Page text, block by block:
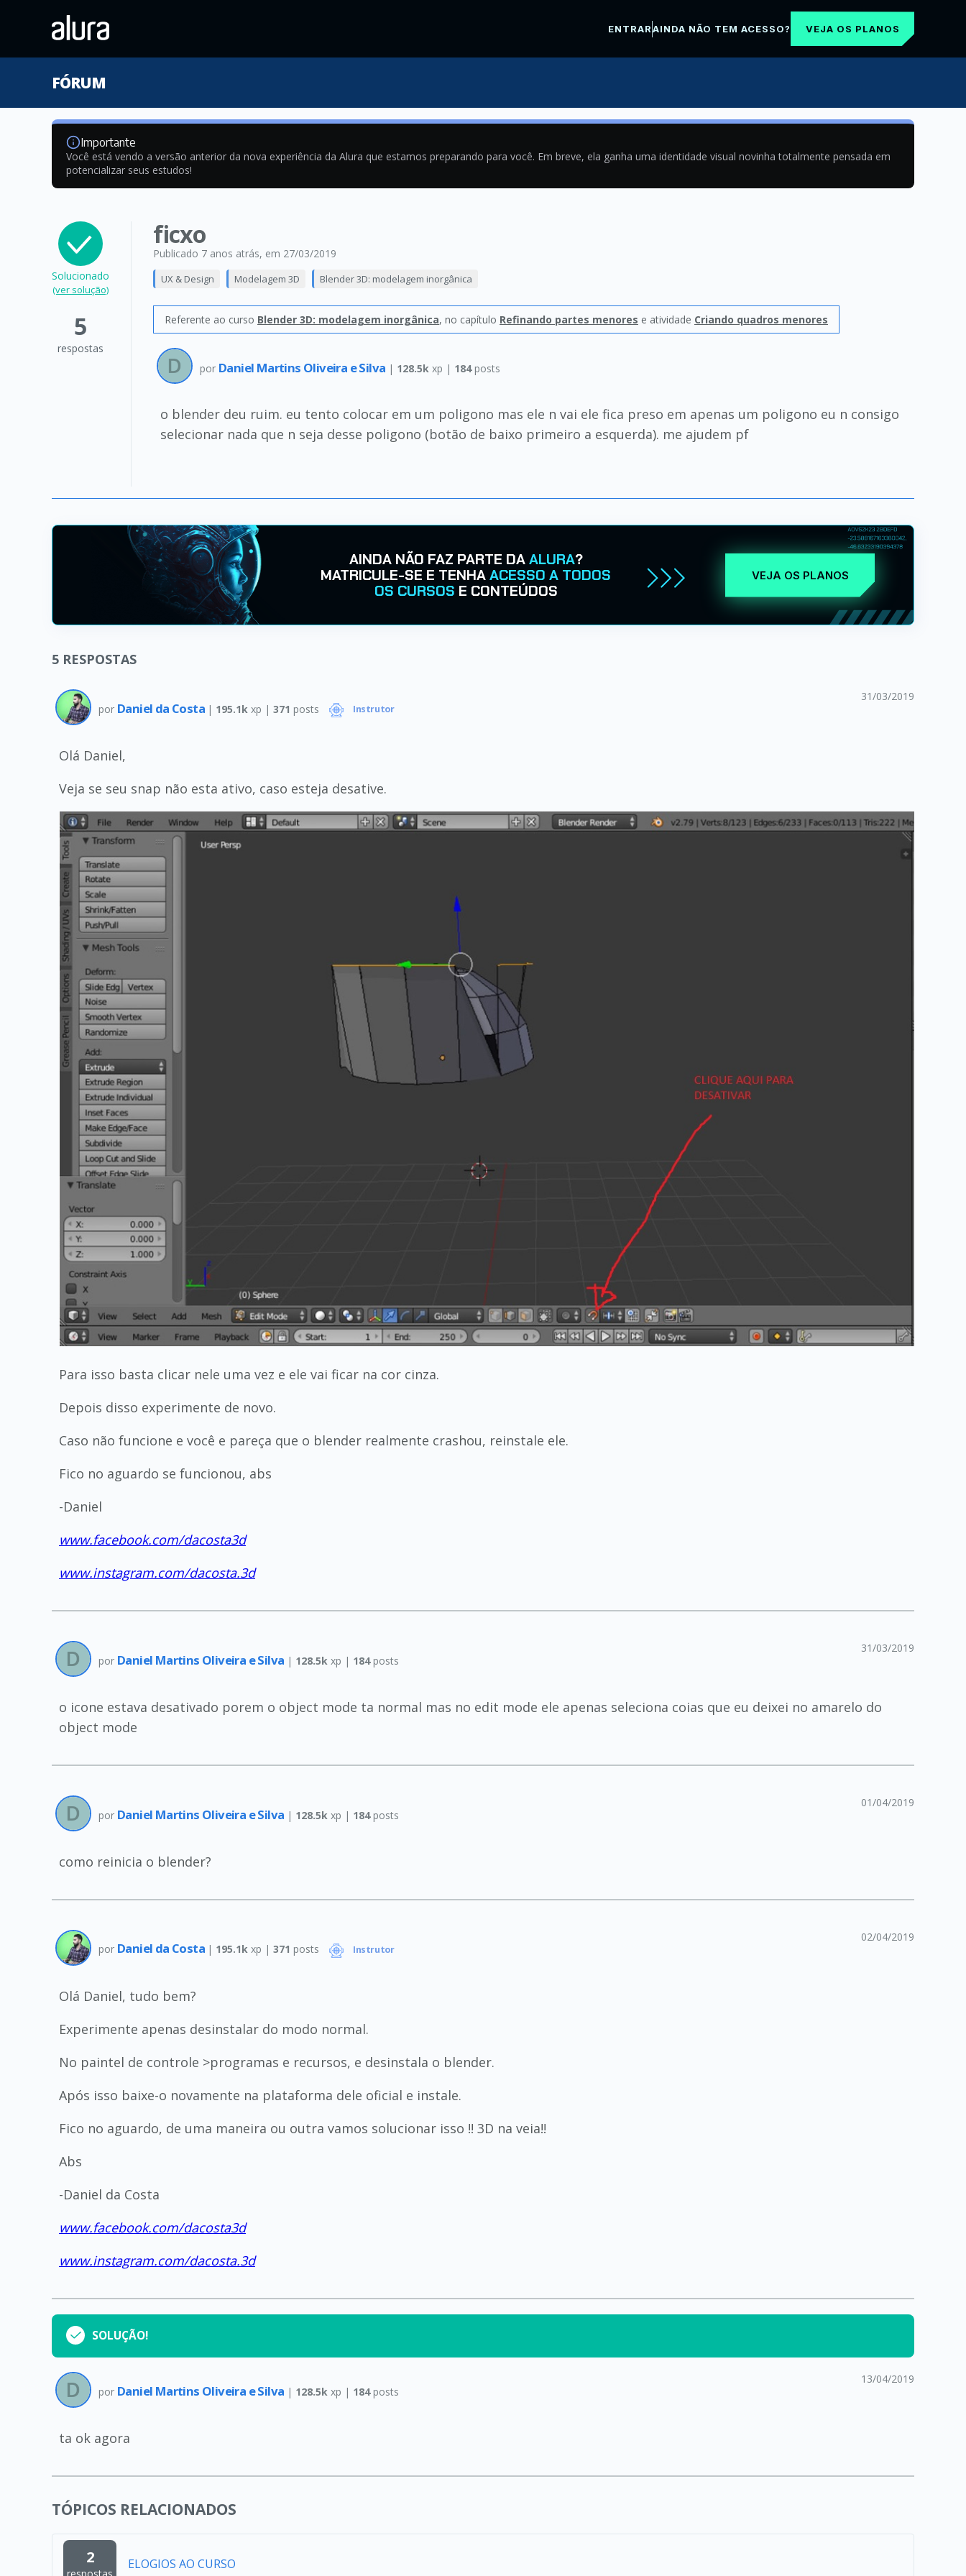
ENTRARAINDA NÃO TEM ACESSO? VEJA OS PLANOS
FÓRUM
Importante
Você está vendo a versão anterior da nova experiência da Alura que estamos preparando para você. Em breve, ela ganha uma identidade visual novinha totalmente pensada em
potencializar seus estudos!
Solucionado
(ver solução)
5
respostas
ficxo
Publicado 7 anos atrás, em 27/03/2019
UX & Design Modelagem 3D Blender 3D: modelagem inorgânica
Referente ao curso Blender 3D: modelagem inorgânica, no capítulo Refinando partes menores e atividade Criando quadros menores
por Daniel Martins Oliveira e Silva | 128.5k xp | 184posts
o blender deu ruim. eu tento colocar em um poligono mas ele n vai ele fica preso em apenas um poligono eu n consigo
selecionar nada que n seja desse poligono (botão de baixo primeiro a esquerda). me ajudem pf
AINDA NÃO FAZ PARTE DAALURA?
MATRICULE-SE E TENHAACESSO A TODOS
OS CURSOS E CONTEÚDOS
VEJA OS PLANOS
5 RESPOSTAS
por Daniel da Costa | 195.1k xp |371 posts Instrutor
31/03/2019
Olá Daniel,
Veja se seu snap não esta ativo, caso esteja desative.
Para isso basta clicar nele uma vez e ele vai ficar na cor cinza.
Depois disso experimente de novo.
Caso não funcione e você e pareça que o blender realmente crashou, reinstale ele.
Fico no aguardo se funcionou, abs
-Daniel
www.facebook.com/dacosta3d
www.instagram.com/dacosta.3d
por Daniel Martins Oliveira e Silva | 128.5kxp | 184posts
31/03/2019
o icone estava desativado porem o object mode ta normal mas no edit mode ele apenas seleciona coias que eu deixei no amarelo do
object mode
por Daniel Martins Oliveira e Silva | 128.5kxp | 184posts
01/04/2019
como reinicia o blender?
por Daniel da Costa | 195.1k xp |371 posts Instrutor
02/04/2019
Olá Daniel, tudo bem?
Experimente apenas desinstalar do modo normal.
No paintel de controle >programas e recursos, e desinstala o blender.
Após isso baixe-o novamente na plataforma dele oficial e instale.
Fico no aguardo, de uma maneira ou outra vamos solucionar isso !! 3D na veia!!
Abs
-Daniel da Costa
www.facebook.com/dacosta3d
www.instagram.com/dacosta.3d
SOLUÇÃO!
por Daniel Martins Oliveira e Silva | 128.5kxp | 184posts
13/04/2019
ta ok agora
TÓPICOS RELACIONADOS
2
respostas
ELOGIOS AO CURSO